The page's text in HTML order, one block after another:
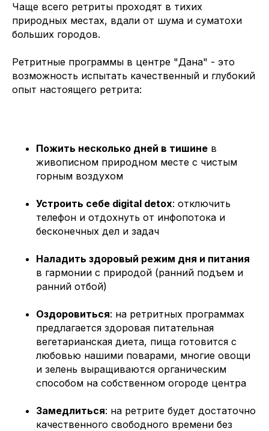
Чаще всего ретриты проходят в тихих
природных местах, вдали от шума и суматохи
больших городов.
Ретритные программы в центре "Дана" - это
возможность испытать качественный и глубокий
опыт настоящего ретрита:
Пожить несколько дней в тишине в
живописном природном месте с чистым
горным воздухом
Устроить себе digital detox: отключить
телефон и отдохнуть от инфопотока и
бесконечных дел и задач
Наладить здоровый режим дня и питания
в гармонии с природой (ранний подъем и
ранний отбой)
Оздоровиться: на ретритных программах
предлагается здоровая питательная
вегетарианская диета, пища готовится с
любовью нашими поварами, многие овощи
и зелень выращиваются органическим
способом на собственном огороде центра
Замедлиться: на ретрите будет достаточно
качественного свободного времени без